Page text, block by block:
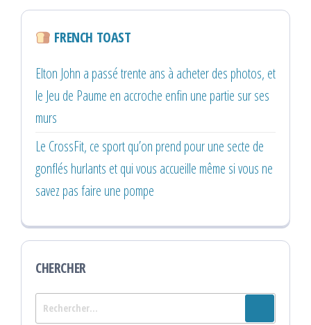
FRENCH TOAST
Elton John a passé trente ans à acheter des photos, et
le Jeu de Paume en accroche enfin une partie sur ses
murs
Le CrossFit, ce sport qu’on prend pour une secte de
gonflés hurlants et qui vous accueille même si vous ne
savez pas faire une pompe
CHERCHER
Rechercher :